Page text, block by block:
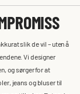
slik de vil – uten å
Vi designer
og sørger for at
jeans og bluser til